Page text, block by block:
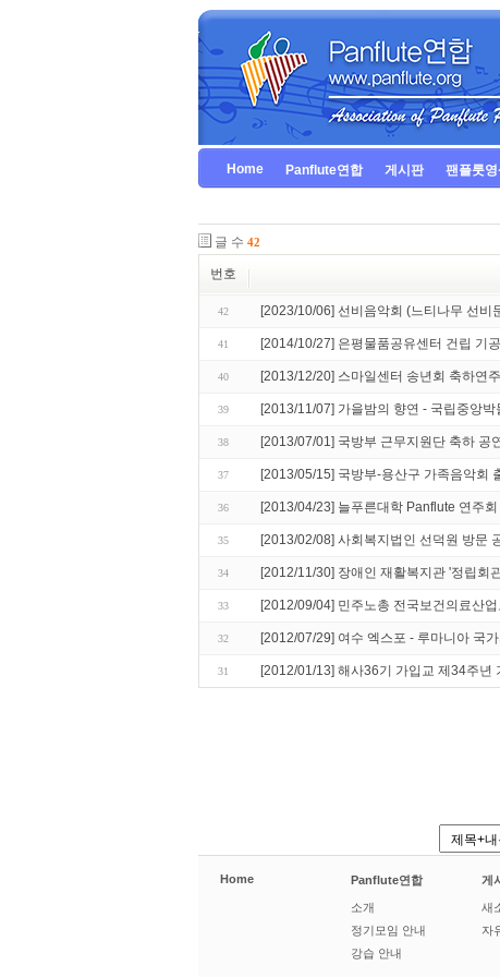
Home Panflute연합 게시판 팬플룻
글 수 42
번호
42 [2023/10/06] 선비음악회 (느티나무 선비
41 [2014/10/27] 은평물품공유센터 건립 기
40 [2013/12/20] 스마일센터 송년회 축하연주
39 [2013/11/07] 가을밤의 향연 - 국립중앙박
38 [2013/07/01] 국방부 근무지원단 축하 공
37 [2013/05/15] 국방부-용산구 가족음악회
36 [2013/04/23] 늘푸른대학 Panflute 연주회
35 [2013/02/08] 사회복지법인 선덕원 방문
34 [2012/11/30] 장애인 재활복지관 '정립회
33 [2012/09/04] 민주노총 전국보건의료산
32 [2012/07/29] 여수 엑스포 - 루마니아 국
31 [2012/01/13] 해사36기 가입교 제34주년
Home Panflute연합
소개
정기모임 안내
강습 안내
게
새
자